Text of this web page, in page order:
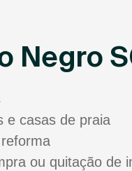
Negro
e casas de praia
ou quitação de